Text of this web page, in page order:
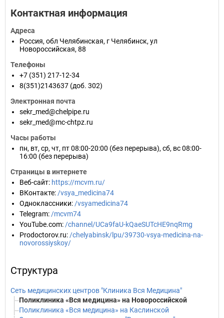
Контактная информация
Адреса
Россия, обл Челябинская, г Челябинск, ул
Новороссийская, 88
Телефоны
+7 (351) 217-12-34
8(351)2143637 (доб. 302)
Электронная почта
sekr_med@chelpipe.ru
sekr_med@mc-сhtpz.ru
Часы работы
пн, вт, ср, чт, пт 08:00-20:00 (без перерыва), сб, вс 08:00-
16:00 (без перерыва)
Страницы в интернете
Веб-сайт: https://mcvm.ru/
ВКонтакте: /vsya_medicina74
Одноклассники: /vsyamedicina74
Telegram: /mcvm74
YouTube.com: /channel/UCa9faU-kQaeSUTcHE9nqRmg
Prodoctorov.ru: /chelyabinsk/lpu/39730-vsya-medicina-na-
novorossiyskoy/
Структура
Сеть медицинских центров "Клиника Вся Медицина"
Поликлиника «Вся медицина» на Новороссийской
Поликлиника «Вся медицина» на Каслинской